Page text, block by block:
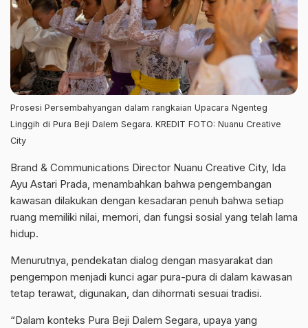
Prosesi Persembahyangan dalam rangkaian Upacara Ngenteg
Linggih di Pura Beji Dalem Segara. KREDIT FOTO: Nuanu Creative
City
Brand & Communications Director Nuanu Creative City, Ida
Ayu Astari Prada, menambahkan bahwa pengembangan
kawasan dilakukan dengan kesadaran penuh bahwa setiap
ruang memiliki nilai, memori, dan fungsi sosial yang telah lama
hidup.
Menurutnya, pendekatan dialog dengan masyarakat dan
pengempon menjadi kunci agar pura-pura di dalam kawasan
tetap terawat, digunakan, dan dihormati sesuai tradisi.
“Dalam konteks Pura Beji Dalem Segara, upaya yang